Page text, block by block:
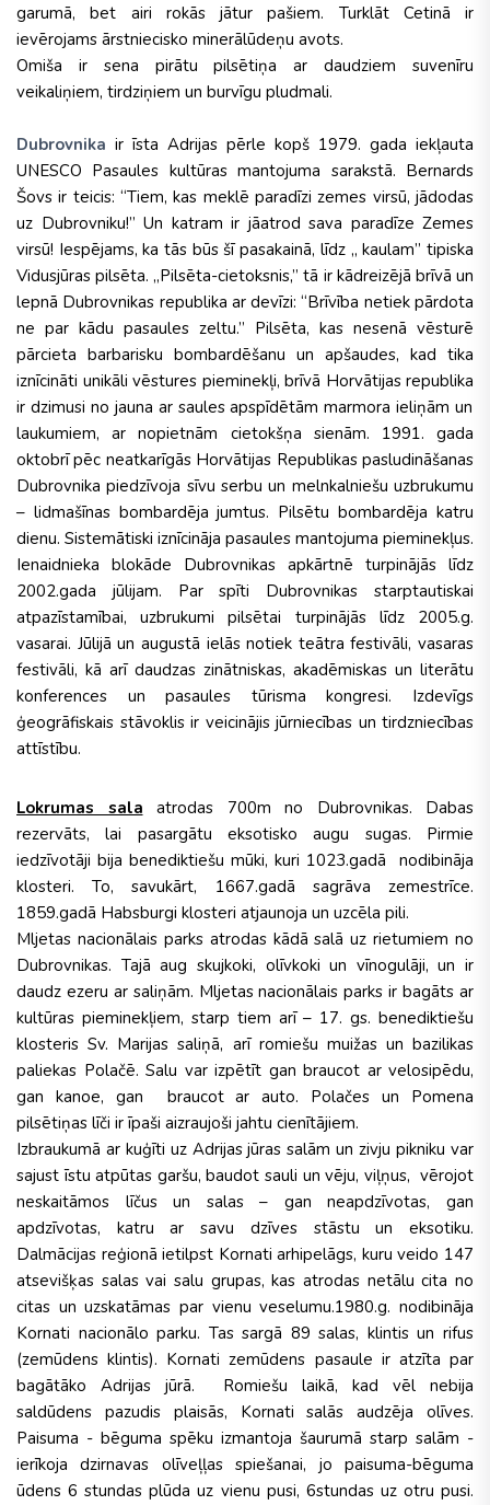
garumā, bet airi rokās jātur pašiem. TurklātCetinā ir
ievērojams ārstniecisko minerālūdeņu avots.
Omiša ir sena pirātu pilsētiņa ar daudziem suvenīru
veikaliņiem, tirdziņiem un burvīgu pludmali.
Dubrovnika ir īsta Adrijas pērle kopš 1979. gada iekļauta
UNESCO Pasaules kultūras mantojuma sarakstā. Bernards
Šovs ir teicis: “Tiem, kas meklē paradīzi zemes virsū, jādodas
uz Dubrovniku!” Un katram ir jāatrod sava paradīze Zemes
virsū! Iespējams, ka tās būs šī pasakainā, līdz „ kaulam” tipiska
Vidusjūras pilsēta. „Pilsēta-cietoksnis,” tā ir kādreizējā brīvā un
lepnā Dubrovnikas republika ar devīzi: “Brīvība netiek pārdota
ne par kādu pasaules zeltu.” Pilsēta, kas nesenā vēsturē
pārcieta barbarisku bombardēšanu un apšaudes, kad tika
iznīcināti unikāli vēstures pieminekļi, brīvā Horvātijas republika
ir dzimusi no jauna ar saules apspīdētām marmora ieliņām un
laukumiem, ar nopietnām cietokšņa sienām. 1991. gada
oktobrī pēc neatkarīgās Horvātijas Republikas pasludināšanas
Dubrovnika piedzīvoja sīvu serbu un melnkalniešu uzbrukumu
– lidmašīnas bombardēja jumtus. Pilsētu bombardēja katru
dienu. Sistemātiski iznīcināja pasaules mantojuma pieminekļus.
Ienaidnieka blokāde Dubrovnikas apkārtnē turpinājās līdz
2002.gada jūlijam. Par spīti Dubrovnikas starptautiskai
atpazīstamībai, uzbrukumi pilsētai turpinājās līdz 2005.g.
vasarai. Jūlijā un augustā ielās notiek teātra festivāli, vasaras
festivāli, kā arī daudzas zinātniskas, akadēmiskas un literātu
konferences un pasaules tūrisma kongresi. Izdevīgs
ģeogrāfiskais stāvoklis ir veicinājis jūrniecības un tirdzniecības
attīstību.
Lokrumas sala atrodas 700m no Dubrovnikas. Dabas
rezervāts, lai pasargātu eksotisko augu sugas. Pirmie
iedzīvotāji bija benediktiešu mūki, kuri 1023.gadā nodibināja
klosteri. To, savukārt, 1667.gadā sagrāva zemestrīce.
1859.gadā Habsburgi klosteri atjaunoja un uzcēla pili.
Mljetas nacionālais parks atrodas kādā salā uz rietumiem no
Dubrovnikas. Tajā aug skujkoki, olīvkoki un vīnogulāji, un ir
daudz ezeru ar saliņām. Mljetas nacionālais parks ir bagāts ar
kultūras pieminekļiem, starp tiem arī – 17. gs. benediktiešu
klosteris Sv. Marijas saliņā, arī romiešu muižas un bazilikas
paliekas Polačē. Salu var izpētīt gan braucot ar velosipēdu,
gan kanoe, gan braucot ar auto. Polačes un Pomena
pilsētiņas līči ir īpaši aizraujoši jahtu cienītājiem.
Izbraukumā ar kuģīti uz Adrijas jūras salām un zivju pikniku var
sajust īstu atpūtas garšu, baudot sauli un vēju, viļņus, vērojot
neskaitāmos līčus un salas – gan neapdzīvotas, gan
apdzīvotas, katru ar savu dzīves stāstu un eksotiku.
Dalmācijas reģionā ietilpst Kornati arhipelāgs, kuru veido 147
atsevišķas salas vai salu grupas, kas atrodas netālu cita no
citas un uzskatāmas par vienu veselumu.1980.g. nodibināja
Kornati nacionālo parku. Tas sargā 89 salas, klintis un rifus
(zemūdens klintis). Kornati zemūdens pasaule ir atzīta par
bagātāko Adrijas jūrā. Romiešu laikā, kad vēl nebija
saldūdens pazudis plaisās, Kornati salās audzēja olīves.
Paisuma - bēguma spēku izmantoja šaurumā starp salām -
ierīkoja dzirnavas olīveļļas spiešanai, jo paisuma-bēguma
ūdens 6 stundas plūda uz vienu pusi, 6stundas uz otru pusi.